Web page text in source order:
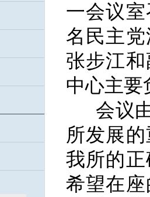
一会议
名民主
张步江
中心主要
会议
所发展
我所的
希望在